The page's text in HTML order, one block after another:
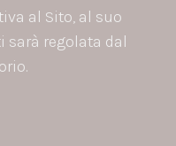
al Sito, al suo
sarà regolata dal